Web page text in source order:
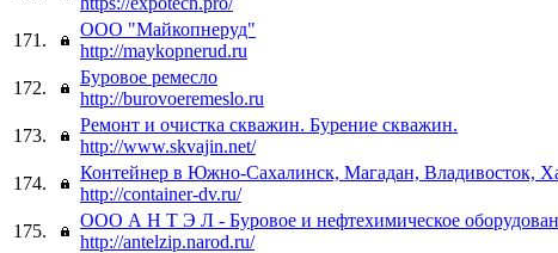
171.
ООО "Майкопнеруд"
http://maykopnerud.ru
172.
Буровое ремесло
http://burovoeremeslo.ru
173.
Ремонт и очистка скважин. Бурение скважин.
http://www.skvajin.net/
174.
Контейнер в Южно-Сахалинск, Магадан, Владивосток,
http://container-dv.ru/
175.
ООО А Н Т Э Л - Буровое и нефтехимическое
http://antelzip.narod.ru/